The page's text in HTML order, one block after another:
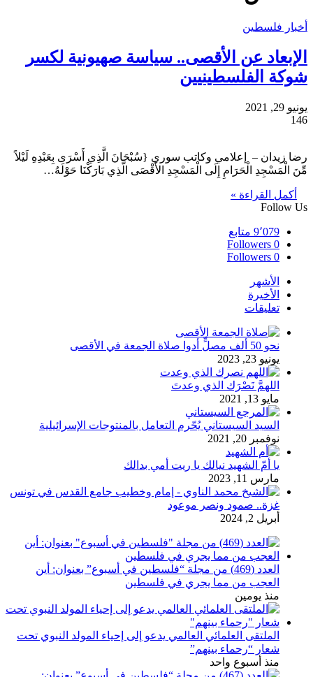
أخبار فلسطين
الإبعاد عن الأقصى.. سياسة صهيونية لكسر
شوكة الفلسطينيين
يونيو 29, 2021
146
رضا زيدان – إعلامي وكاتب سوري {سُبْحَانَ الَّذِي أَسْرَى بِعَبْدِهِ لَيْلاً
مِّنَ الْمَسْجِدِ الْحَرَامِ إِلَى الْمَسْجِدِ الأَقْصَى الَّذِي بَارَكْنَا حَوْلَهُ…
أكمل القراءة »
Follow Us
9٬079 متابع
0
Followers
0
Followers
الأشهر
الأخيرة
تعليقات
نحو 50 ألف مصلٍّ أدوا صلاة الجمعة في الأقصى
يونيو 23, 2023
اللهمَّ نَصْرَك الذي وعدتَ
مايو 13, 2021
السيد السيستاني يُحّرم التعامل بالمنتوجات الإسرائيلية
نوفمبر 20, 2021
يا أمّ الشهيد نيالك يا ريت أمي بدالك
مارس 11, 2023
غزة.. صمود ونصر موعود
أبريل 2, 2024
العدد (469) من مجلة “فلسطين في أسبوع” بعنوان: أين
العجب من مما يجري في فلسطين
منذ يومين
الملتقى العلمائي العالمي يدعو إلى إحياء المولد النبوي تحت
شعار “رحماء بينهم”
منذ أسبوع واحد